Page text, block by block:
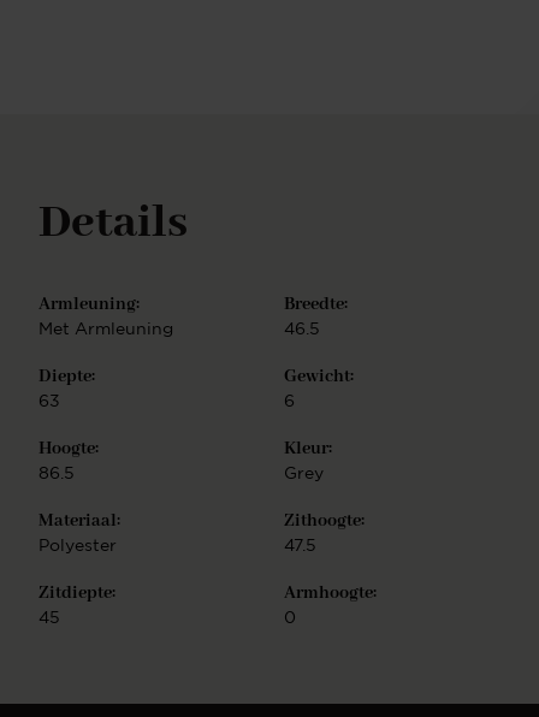
Details
Armleuning:
Met Armleuning
Breedte:
46.5
Diepte:
63
Gewicht:
6
Hoogte:
86.5
Kleur:
Grey
Materiaal:
Polyester
Zithoogte:
47.5
Zitdiepte:
45
Armhoogte:
0